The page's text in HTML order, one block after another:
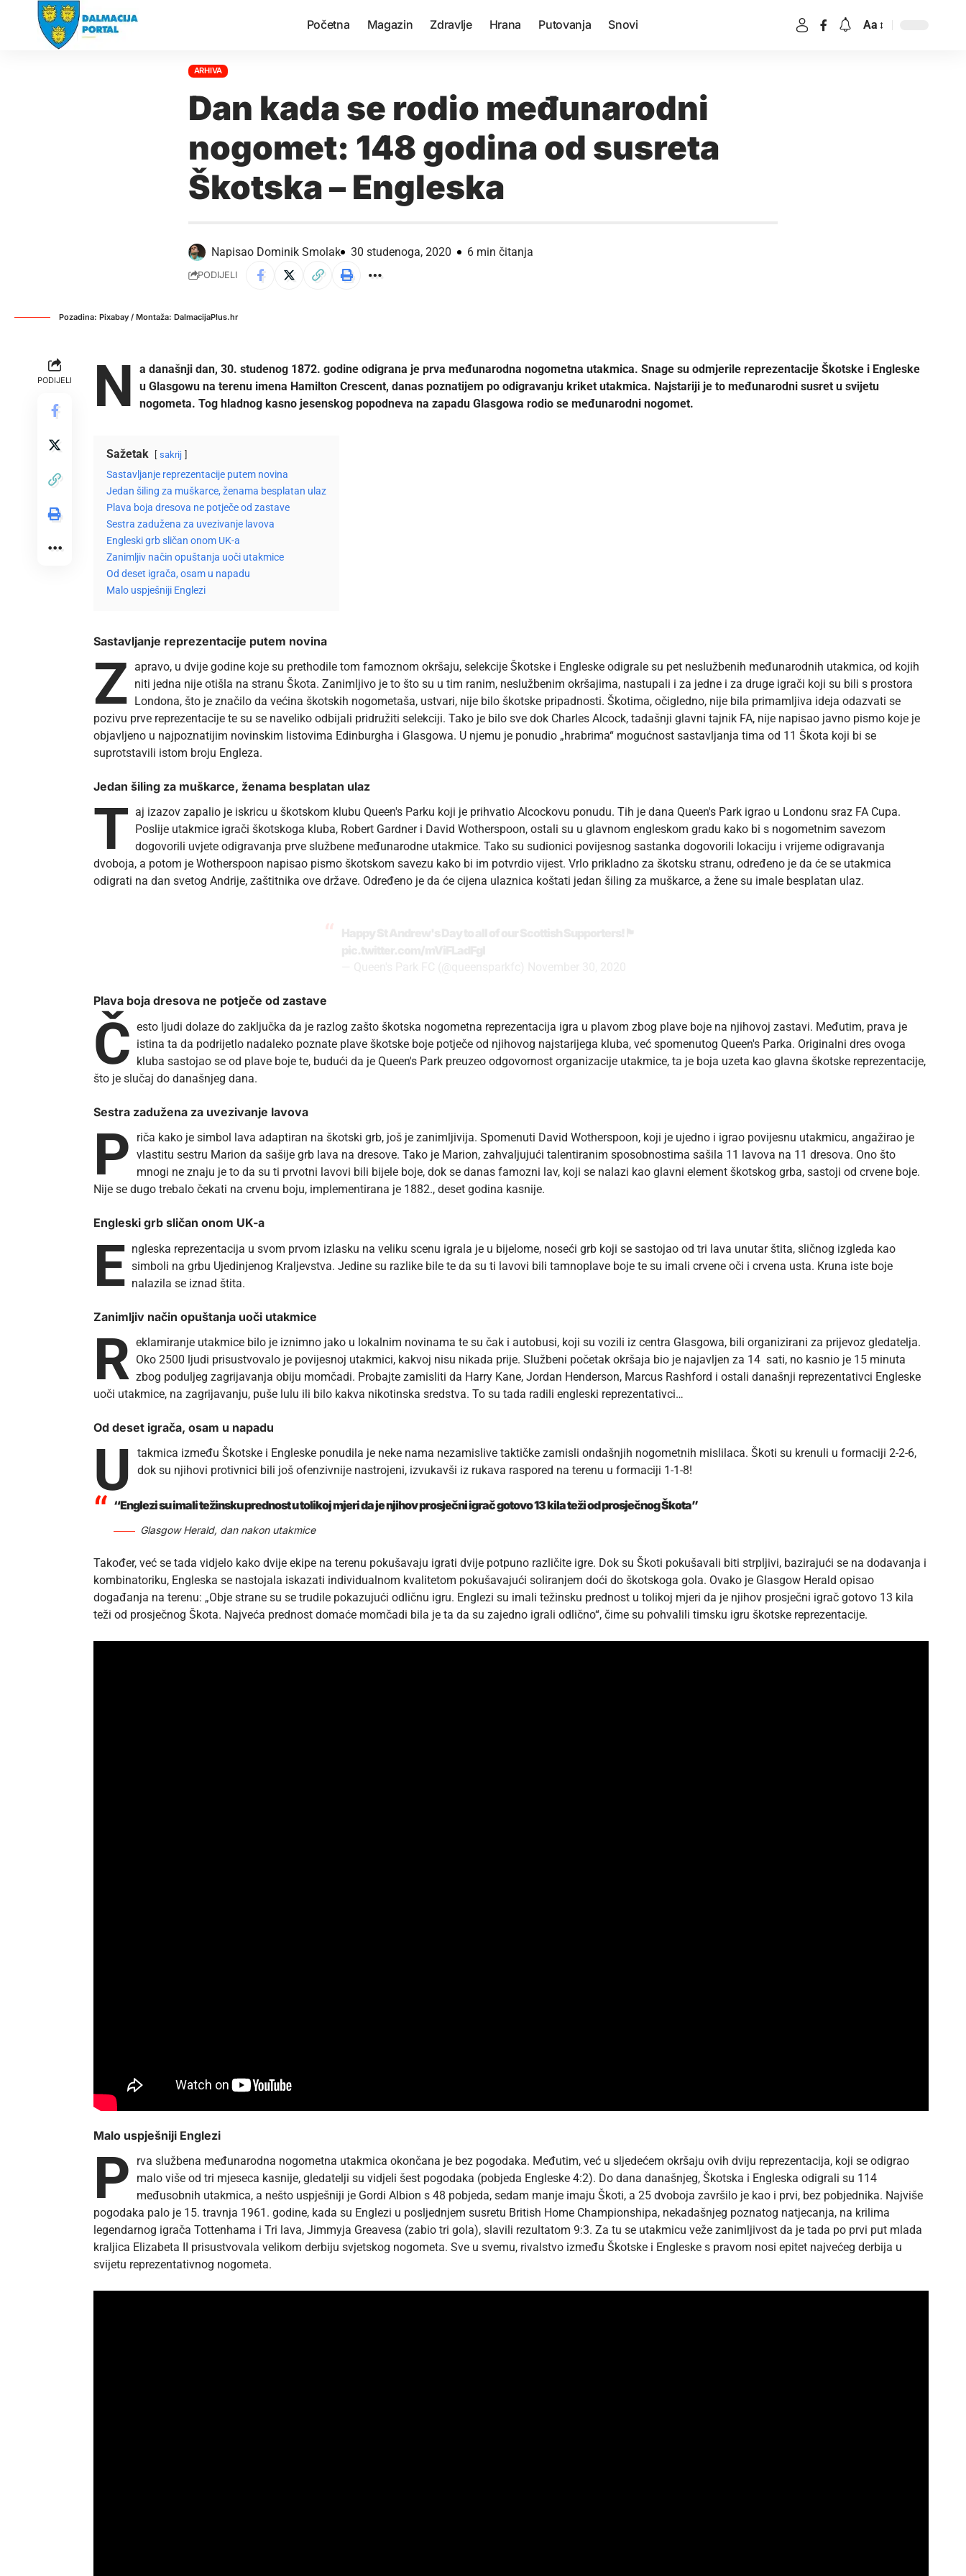
Početna Magazin Zdravlje Hrana Putovanja Snovi Aa
ARHIVA
Dan kada se rodio međunarodni
nogomet: 148 godina od susreta
Škotska – Engleska
Napisao Dominik Smolak 30 studenoga, 2020 6 min čitanja
PODIJELI
Pozadina: Pixabay / Montaža: DalmacijaPlus.hr
PODIJELI N
a današnji dan, 30. studenog 1872. godine odigrana je prva međunarodna nogometna utakmica. Snage su odmjerile reprezentacije Škotske i Engleske
u Glasgowu na terenu imena Hamilton Crescent, danas poznatijem po odigravanju kriket utakmica. Najstariji je to međunarodni susret u svijetu
nogometa. Tog hladnog kasno jesenskog popodneva na zapadu Glasgowa rodio se međunarodni nogomet.
Sažetak sakrij
Sastavljanje reprezentacije putem novina
Jedan šiling za muškarce, ženama besplatan ulaz
Plava boja dresova ne potječe od zastave
Sestra zadužena za uvezivanje lavova
Engleski grb sličan onom UK-a
Zanimljiv način opuštanja uoči utakmice
Od deset igrača, osam u napadu
Malo uspješniji Englezi
Sastavljanje reprezentacije putem novina
Z apravo, u dvije godine koje su prethodile tom famoznom okršaju, selekcije Škotske i Engleske odigrale su pet neslužbenih međunarodnih utakmica, od kojih
niti jedna nije otišla na stranu Škota. Zanimljivo je to što su u tim ranim, neslužbenim okršajima, nastupali i za jedne i za druge igrači koji su bili s prostora
Londona, što je značilo da većina škotskih nogometaša, ustvari, nije bilo škotske pripadnosti. Škotima, očigledno, nije bila primamljiva ideja odazvati se
pozivu prve reprezentacije te su se naveliko odbijali pridružiti selekciji. Tako je bilo sve dok Charles Alcock, tadašnji glavni tajnik FA, nije napisao javno pismo koje je
objavljeno u najpoznatijim novinskim listovima Edinburgha i Glasgowa. U njemu je ponudio „hrabrima“ mogućnost sastavljanja tima od 11 Škota koji bi se
suprotstavili istom broju Engleza.
Jedan šiling za muškarce, ženama besplatan ulaz
T aj izazov zapalio je iskricu u škotskom klubu Queen's Parku koji je prihvatio Alcockovu ponudu. Tih je dana Queen's Park igrao u Londonu sraz FA Cupa.
Poslije utakmice igrači škotskoga kluba, Robert Gardner i David Wotherspoon, ostali su u glavnom engleskom gradu kako bi s nogometnim savezom
dogovorili uvjete odigravanja prve službene međunarodne utakmice. Tako su sudionici povijesnog sastanka dogovorili lokaciju i vrijeme odigravanja
dvoboja, a potom je Wotherspoon napisao pismo škotskom savezu kako bi im potvrdio vijest. Vrlo prikladno za škotsku stranu, određeno je da će se utakmica
odigrati na dan svetog Andrije, zaštitnika ove države. Određeno je da će cijena ulaznica koštati jedan šiling za muškarce, a žene su imale besplatan ulaz.
Plava boja dresova ne potječe od zastave
Č esto ljudi dolaze do zaključka da je razlog zašto škotska nogometna reprezentacija igra u plavom zbog plave boje na njihovoj zastavi. Međutim, prava je
istina ta da podrijetlo nadaleko poznate plave škotske boje potječe od njihovog najstarijega kluba, već spomenutog Queen's Parka. Originalni dres ovoga
kluba sastojao se od plave boje te, budući da je Queen's Park preuzeo odgovornost organizacije utakmice, ta je boja uzeta kao glavna škotske reprezentacije,
što je slučaj do današnjeg dana.
Sestra zadužena za uvezivanje lavova
P
riča kako je simbol lava adaptiran na škotski grb, još je zanimljivija. Spomenuti David Wotherspoon, koji je ujedno i igrao povijesnu utakmicu, angažirao je
vlastitu sestru Marion da sašije grb lava na dresove. Tako je Marion, zahvaljujući talentiranim sposobnostima sašila 11 lavova na 11 dresova. Ono što
mnogi ne znaju je to da su ti prvotni lavovi bili bijele boje, dok se danas famozni lav, koji se nalazi kao glavni element škotskog grba, sastoji od crvene boje.
Nije se dugo trebalo čekati na crvenu boju, implementirana je 1882., deset godina kasnije.
Engleski grb sličan onom UK-a
E ngleska reprezentacija u svom prvom izlasku na veliku scenu igrala je u bijelome, noseći grb koji se sastojao od tri lava unutar štita, sličnog izgleda kao
simboli na grbu Ujedinjenog Kraljevstva. Jedine su razlike bile te da su ti lavovi bili tamnoplave boje te su imali crvene oči i crvena usta. Kruna iste boje
nalazila se iznad štita.
Zanimljiv način opuštanja uoči utakmice
R eklamiranje utakmice bilo je iznimno jako u lokalnim novinama te su čak i autobusi, koji su vozili iz centra Glasgowa, bili organizirani za prijevoz gledatelja.
Oko 2500 ljudi prisustvovalo je povijesnoj utakmici, kakvoj nisu nikada prije. Službeni početak okršaja bio je najavljen za 14 sati, no kasnio je 15 minuta
zbog poduljeg zagrijavanja obiju momčadi. Probajte zamisliti da Harry Kane, Jordan Henderson, Marcus Rashford i ostali današnji reprezentativci Engleske
uoči utakmice, na zagrijavanju, puše lulu ili bilo kakva nikotinska sredstva. To su tada radili engleski reprezentativci…
Od deset igrača, osam u napadu
U
takmica između Škotske i Engleske ponudila je neke nama nezamislive taktičke zamisli ondašnjih nogometnih mislilaca. Škoti su krenuli u formaciji 2-2-6,
dok su njihovi protivnici bili još ofenzivnije nastrojeni, izvukavši iz rukava raspored na terenu u formaciji 1-1-8!
“Englezi su imali težinsku prednost u tolikoj mjeri da je njihov prosječni igrač gotovo 13 kila teži od prosječnog Škota”
Glasgow Herald, dan nakon utakmice
Također, već se tada vidjelo kako dvije ekipe na terenu pokušavaju igrati dvije potpuno različite igre. Dok su Škoti pokušavali biti strpljivi, bazirajući se na dodavanja i
kombinatoriku, Engleska se nastojala iskazati individualnom kvalitetom pokušavajući soliranjem doći do škotskoga gola. Ovako je Glasgow Herald opisao
događanja na terenu: „Obje strane su se trudile pokazujući odličnu igru. Englezi su imali težinsku prednost u tolikoj mjeri da je njihov prosječni igrač gotovo 13 kila
teži od prosječnog Škota. Najveća prednost domaće momčadi bila je ta da su zajedno igrali odlično“, čime su pohvalili timsku igru škotske reprezentacije.
Malo uspješniji Englezi
P
rva službena međunarodna nogometna utakmica okončana je bez pogodaka. Međutim, već u sljedećem okršaju ovih dviju reprezentacija, koji se odigrao
malo više od tri mjeseca kasnije, gledatelji su vidjeli šest pogodaka (pobjeda Engleske 4:2). Do dana današnjeg, Škotska i Engleska odigrali su 114
međusobnih utakmica, a nešto uspješniji je Gordi Albion s 48 pobjeda, sedam manje imaju Škoti, a 25 dvoboja završilo je kao i prvi, bez pobjednika. Najviše
pogodaka palo je 15. travnja 1961. godine, kada su Englezi u posljednjem susretu British Home Championshipa, nekadašnjeg poznatog natjecanja, na krilima
legendarnog igrača Tottenhama i Tri lava, Jimmyja Greavesa (zabio tri gola), slavili rezultatom 9:3. Za tu se utakmicu veže zanimljivost da je tada po prvi put mlada
kraljica Elizabeta II prisustvovala velikom derbiju svjetskog nogometa. Sve u svemu, rivalstvo između Škotske i Engleske s pravom nosi epitet najvećeg derbija u
svijetu reprezentativnog nogometa.